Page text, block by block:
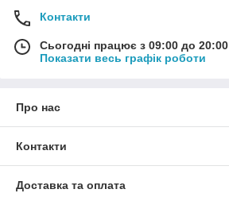
Контакти
Сьогодні працює з 09:00 до 20:00
Показати весь графік роботи
Про нас
Контакти
Доставка та оплата